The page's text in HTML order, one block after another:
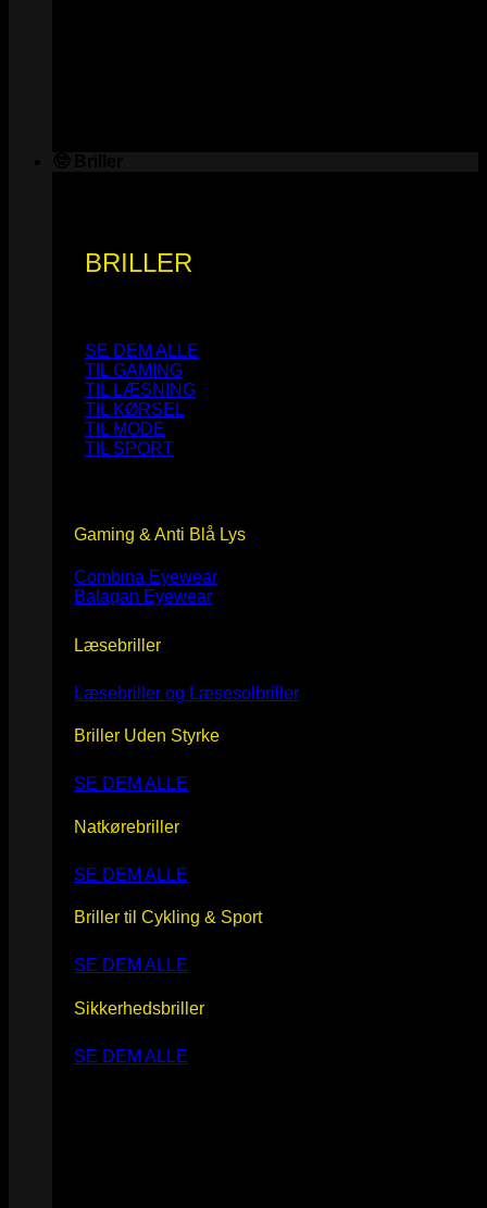
BRILLER
SE DEM ALLE
TIL GAMING
TIL LÆSNING
TIL KØRSEL
TIL MODE
TIL SPORT
Gaming & Anti Blå Lys
Combina Eyewear
Balagan Eyewear
Læsebriller
Læsebriller og Læsesolbriller
Briller Uden Styrke
SE DEM ALLE
Natkørebriller
SE DEM ALLE
Briller til Cykling & Sport
SE DEM ALLE
Sikkerhedsbriller
SE DEM ALLE